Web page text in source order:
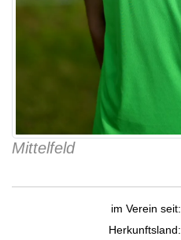
Mittelfeld
im Verein seit:
Herkunftsland: